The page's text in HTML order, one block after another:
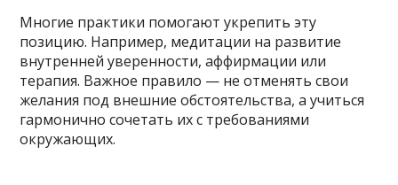
Многие практики помогают укрепить эту
позицию. Например, медитации на развитие
внутренней уверенности, аффирмации или
терапия. Важное правило — не отменять свои
желания под внешние обстоятельства, а учиться
гармонично сочетать их с требованиями
окружающих.